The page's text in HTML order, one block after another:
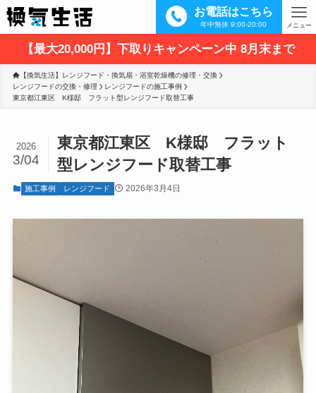
お電話はこちら
年中無休 9:00-20:00 メニュー
【最大20,000円】下取りキャンペーン中 8月末まで
【換気生活】レンジフード・換気扇・浴室乾燥機の修理・交換
レンジフードの交換・修理
レンジフードの施工事例
東京都江東区　K様邸　フラット型レンジフード取替工事
東京都江東区 K様邸 フラット
型レンジフード取替工事
2026
3/04
施工事例 レンジフード 2026年3月4日